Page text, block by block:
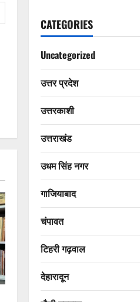
CATEGORIES
Uncategorized
उत्तर प्रदेश
उत्तरकाशी
उत्तराखंड
उधम सिंह नगर
गाजियाबाद
चंपावत
टिहरी गढ़वाल
देहारादून